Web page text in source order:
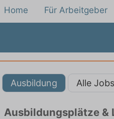
Home Für Arbeitgeber
Ausbildung Alle Jobs
Ausbildungsplätze &